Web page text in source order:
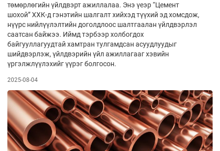
төмөрлөгийн үйлдвэрт ажиллалаа. Энэ үеэр “Цемент
шохой” ХХК-д гэнэтийн шалгалт хийхэд түүхий эд хомсдож,
нүүрс нийлүүлэлтийн доголдлоос шалтгаалан үйлдвэрлэл
саатсан байжээ. Иймд тэрбээр холбогдох
байгууллагуудтай хамтран тулгамдсан асуудлуудыг
шийдвэрлэж, үйлдвэрийн үйл ажиллагааг хэвийн
үргэлжлүүлэхийг үүрэг болгосон.
2025-08-04